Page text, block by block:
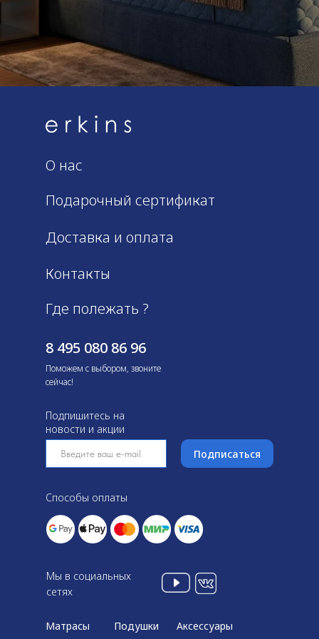
Мы в социальных
сетях
Подарочный сертификат
О нас
Контакты
Где полежать ?
8 495 080 86 96
Поможем с выбором, звоните
сейчас!
Способы оплаты
Подпишитесь на
новости и акции
Подписаться
Матрасы Подушки Аксессуары
Доставка и оплата